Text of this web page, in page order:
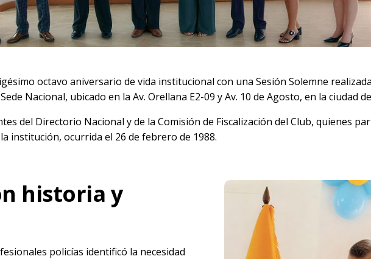
octavo aniversario de vida institucional con una Sesión Solemne
Nacional, ubicado en la Av. Orellana E2-09 y Av. 10 de Agosto, en la ciudad de
del Directorio Nacional y de la Comisión de Fiscalización del Club, quienes
institución, ocurrida el 26 de febrero de 1988.
historia y
policías identificó la necesidad